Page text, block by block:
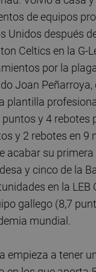
de equipos
después
Celtics en la G-
por la
Joan
y 4 rebotes
y 2 rebotes en
acabar su
y cinco de la
en la LEB
gallego (8,7
mundial.
empieza a tener